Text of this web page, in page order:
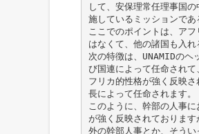
して、安保理常任理事国
施しているミッションであ
ここでのポイントは、ア
はなくて、他の諸国も入
次の特徴は、UNAMIDのヘ
び国連によって任命され
フリカ的性格が強く反映
長によって任命されます。
このように、幹部の人事
が強く反映されておりま
外の幹部人事とか、そう